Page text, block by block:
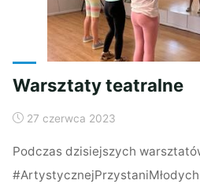
Warsztaty teatralne
27 czerwca 2023
Podczas dzisiejszych